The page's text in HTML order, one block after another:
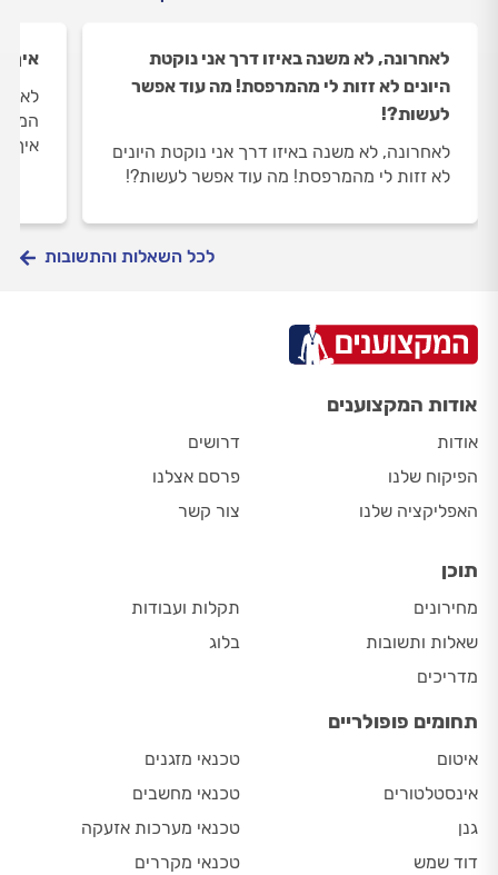
לאחרונה, לא משנה באיזו דרך אני נוקטת
היונים לא זזות לי מהמרפסת! מה עוד אפשר
לעשות?!
לאחרונה, לא משנה באיזו דרך אני נוקטת היונים
לא זזות לי מהמרפסת! מה עוד אפשר לעשות?!
איך
איך
לכל השאלות והתשובות
אודות המקצוענים
אודות
הפיקוח שלנו
האפליקציה שלנו
דרושים
פרסם אצלנו
צור קשר
תוכן
מחירונים
שאלות ותשובות
מדריכים
תקלות ועבודות
בלוג
תחומים פופולריים
איטום
אינסטלטורים
גנן
דוד שמש
טכנאי מזגנים
טכנאי מחשבים
טכנאי מערכות אזעקה
טכנאי מקררים